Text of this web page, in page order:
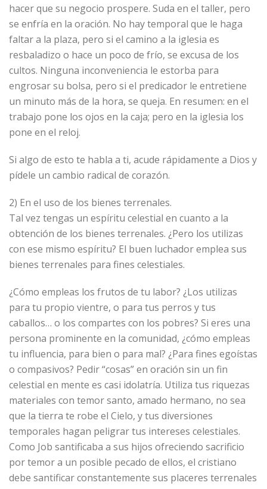
hacer que su negocio prospere. Suda en el taller, pero
se enfría en la oración. No hay temporal que le haga
faltar a la plaza, pero si el camino a la iglesia es
resbaladizo o hace un poco de frío, se excusa de los
cultos. Ninguna inconveniencia le estorba para
engrosar su bolsa, pero si el predicador le entretiene
un minuto más de la hora, se queja. En resumen: en el
trabajo pone los ojos en la caja; pero en la iglesia los
pone en el reloj.
Si algo de esto te habla a ti, acude rápidamente a Dios y
pídele un cambio radical de corazón.
2) En el uso de los bienes terrenales.
Tal vez tengas un espíritu celestial en cuanto a la
obtención de los bienes terrenales. ¿Pero los utilizas
con ese mismo espíritu? El buen luchador emplea sus
bienes terrenales para fines celestiales.
¿Cómo empleas los frutos de tu labor? ¿Los utilizas
para tu propio vientre, o para tus perros y tus
caballos… o los compartes con los pobres? Si eres una
persona prominente en la comunidad, ¿cómo empleas
tu influencia, para bien o para mal? ¿Para fines egoístas
o compasivos? Pedir “cosas” en oración sin un fin
celestial en mente es casi idolatría. Utiliza tus riquezas
materiales con temor santo, amado hermano, no sea
que la tierra te robe el Cielo, y tus diversiones
temporales hagan peligrar tus intereses celestiales.
Como Job santificaba a sus hijos ofreciendo sacrificio
por temor a un posible pecado de ellos, el cristiano
debe santificar constantemente sus placeres terrenales